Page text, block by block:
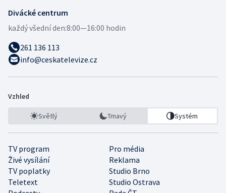
Divácké centrum
každý všední den:8:00—16:00 hodin
261 136 113
info@ceskatelevize.cz
Vzhled
Světlý Tmavý Systém
TV program
Pro média
Živé vysílání
Reklama
TV poplatky
Studio Brno
Teletext
Studio Ostrava